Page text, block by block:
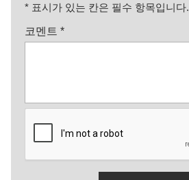
* 표시가 있는 칸은 필수 항목입니다.
코멘트 *